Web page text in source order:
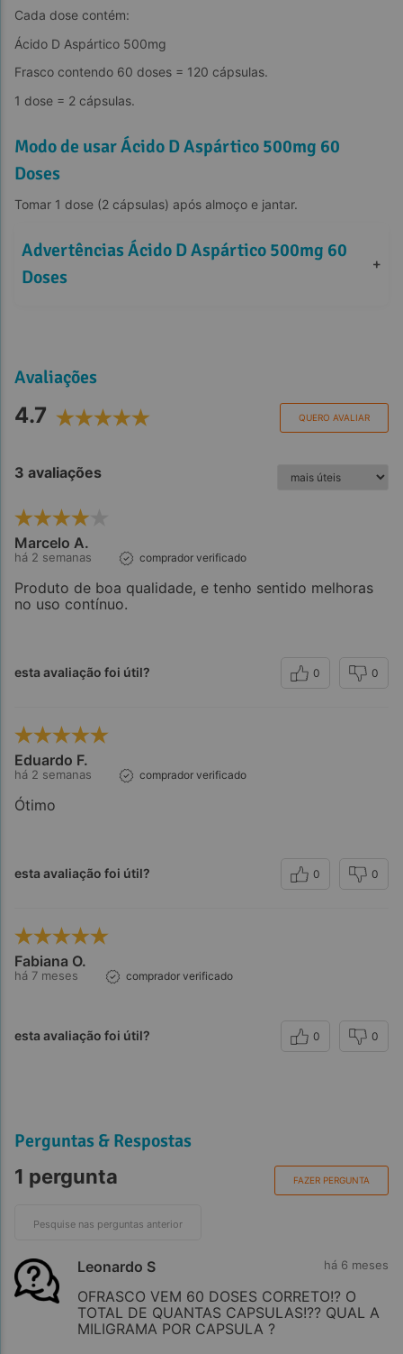
Cada dose contém:
Ácido D Aspártico 500mg
Frasco contendo 60 doses = 120 cápsulas.
1 dose = 2 cápsulas.
Modo de usar Ácido D Aspártico 500mg 60
Doses
Tomar 1 dose (2 cápsulas) após almoço e jantar.
Advertências Ácido D Aspártico 500mg 60
Doses
+
Avaliações
4.7 QUERO AVALIAR
3 avaliações
Marcelo A.
há 2 semanas comprador verificado
Produto de boa qualidade, e tenho sentido melhoras
no uso contínuo.
esta avaliação foi útil? 0 0
Eduardo F.
há 2 semanas comprador verificado
Ótimo
esta avaliação foi útil? 0 0
Fabiana O.
há 7 meses comprador verificado
esta avaliação foi útil? 0 0
Perguntas & Respostas
1 pergunta FAZER PERGUNTA
Leonardo S há 6 meses
OFRASCO VEM 60 DOSES CORRETO!? O
TOTAL DE QUANTAS CAPSULAS!?? QUAL A
MILIGRAMA POR CAPSULA ?